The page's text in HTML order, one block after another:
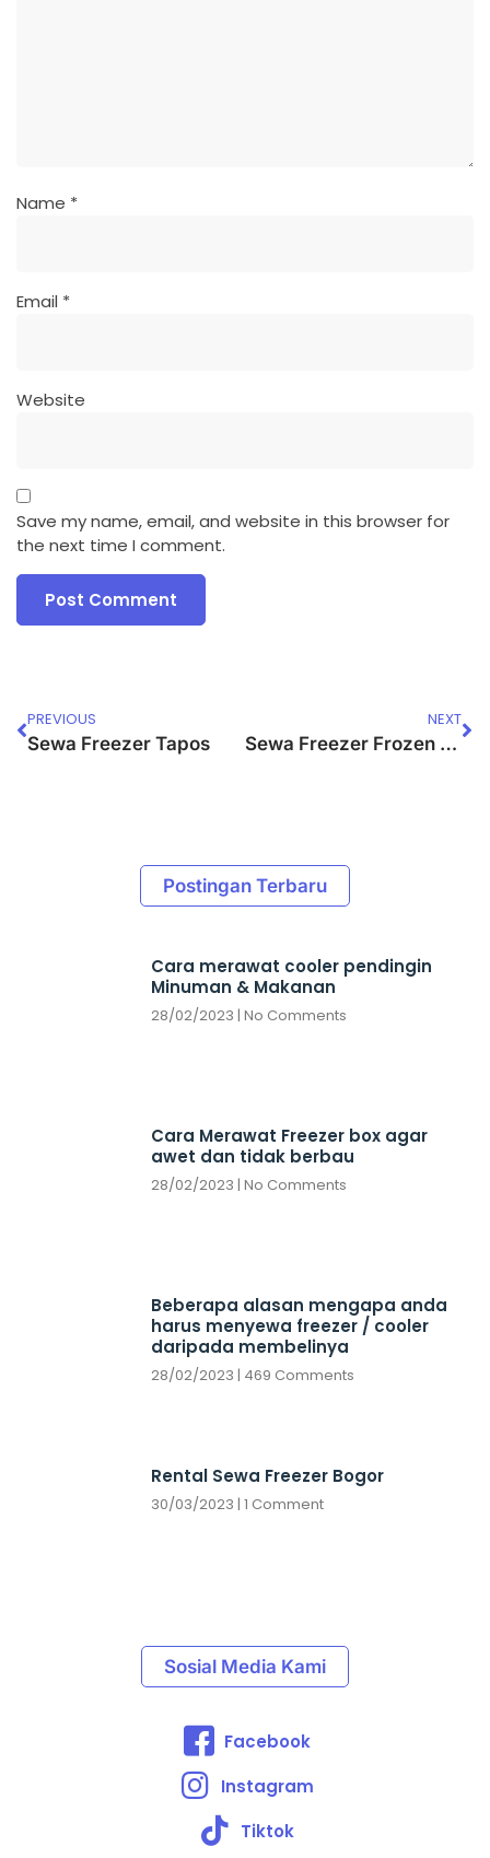
Name *
Email *
Website
Save my name, email, and website in this browser for
the next time I comment.
PREVIOUS
Sewa Freezer Tapos
NEXT
Sewa Freezer Frozen Food Medan Satria
Postingan Terbaru
Cara merawat cooler pendingin
Minuman & Makanan
28/02/2023 No Comments
Cara Merawat Freezer box agar
awet dan tidak berbau
28/02/2023 No Comments
Beberapa alasan mengapa anda
harus menyewa freezer / cooler
daripada membelinya
28/02/2023 469 Comments
Rental Sewa Freezer Bogor
30/03/2023 1 Comment
Sosial Media Kami
Facebook
Instagram
Tiktok